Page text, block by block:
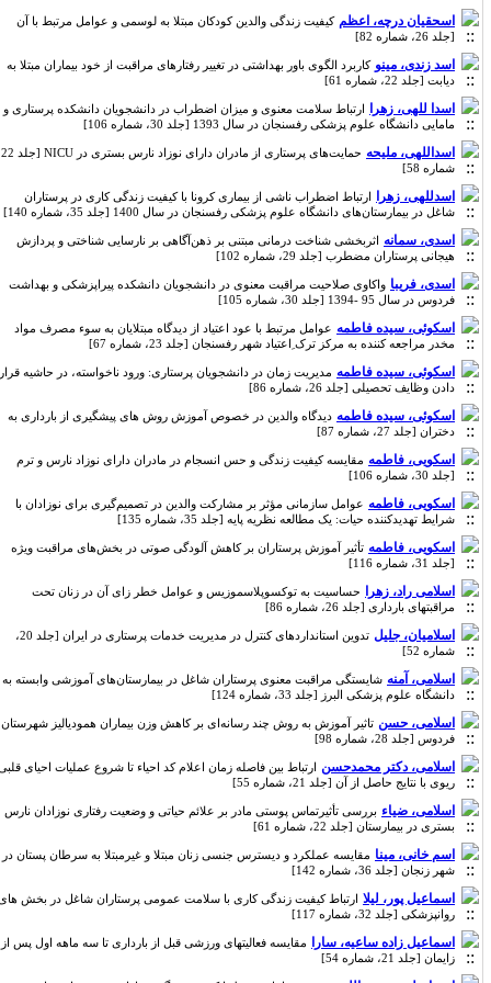
اسحقیان درچه، اعظم کیفیت زندگی والدین کودکان مبتلا به لوسمی و عوامل مرتبط با آن
[جلد 26، شماره 82]
اسد زندی، مینو کاربرد الگوی باور بهداشتی در تغییر رفتارهای مراقبت از خود بیماران مبتلا به
دیابت [جلد 22، شماره 61]
اسدا للهی، زهرا ارتباط سلامت معنوی و میزان اضطراب در دانشجویان دانشکده پرستاری و
مامایی دانشگاه علوم پزشکی رفسنجان در سال 1393 [جلد 30، شماره 106]
اسداللهی، ملیحه
حمایت‌های پرستاری از مادران دارای نوزاد نارس بستری در NICU [جلد 22،
شماره 58]
اسدللهی، زهرا ارتباط اضطراب ناشی از بیماری کرونا با کیفیت زندگی کاری در پرستاران
شاغل در بیمارستان‌های دانشگاه علوم پزشکی رفسنجان در سال 1400 [جلد 35، شماره 140]
اسدی، سمانه اثر‌‌بخشی شناخت درمانی مبتنی بر ذهن‌‌آگاهی بر نارسایی شناختی و پردازش
هیجانی پرستاران مضطرب [جلد 29، شماره 102]
اسدی، فریبا واکاوی صلاحیت مراقبت معنوی در دانشجویان دانشکده پیراپزشکی و بهداشت
فردوس در سال 95 -1394 [جلد 30، شماره 105]
اسکوئی، سیده فاطمه عوامل مرتبط با عود اعتیاد از دیدگاه مبتلایان به سوء مصرف مواد
مخدر مراجعه کننده به مرکز ترک ِاعتیاد شهر رفسنجان [جلد 23، شماره 67]
اسکوئی، سیده فاطمه مدیریت زمان در دانشجویان پرستاری: ورود ناخواسته، در حاشیه قرار
دادن وظایف تحصیلی [جلد 26، شماره 86]
اسکوئی، سیده فاطمه دیدگاه والدین در خصوص آموزش روش های پیشگیری از بارداری به
دختران [جلد 27، شماره 87]
اسکویی، فاطمه مقایسه کیفیت زندگی و حس انسجام در مادران دارای نوزاد نارس و ترم
[جلد 30، شماره 106]
اسکویی، فاطمه عوامل سازمانی مؤثر بر مشارکت والدین در تصمیم‌گیری برای نوزادان با
شرایط تهدیدکننده حیات: یک مطالعه نظریه پایه [جلد 35، شماره 135]
اسکویی، فاطمه تأثیر آموزش پرستاران بر کاهش آلودگی صوتی در بخش‌های مراقبت ویژه
[جلد 31، شماره 116]
اسلامی راد، زهرا حساسیت به توکسوپلاسموزیس و عوامل خطر زای آن در زنان تحت
مراقبتهای بارداری [جلد 26، شماره 86]
اسلامیان، جلیل
تدوین استانداردهای کنترل در مدیریت خدمات پرستاری در ایران [جلد 20،
شماره 52]
اسلامی، آمنه شایستگی مراقبت معنوی پرستاران شاغل در بیمارستان‌های آموزشی وابسته به
دانشگاه علوم پزشکی البرز [جلد 33، شماره 124]
اسلامی، حسن تاثیر آموزش به روش چند رسانه‌ای بر کاهش وزن بیماران همودیالیز شهرستان
فردوس [جلد 28، شماره 98]
اسلامی، دکتر محمدحسن ارتباط بین فاصله زمان اعلام کد احیاء تا شروع عملیات احیای قلبی
ریوی با نتایج حاصل از آن [جلد 21، شماره 55]
اسلامی، ضیاء بررسی تأثیرتماس پوستی مادر بر علائم حیاتی و وضعیت رفتاری نوزادان نارس
بستری در بیمارستان [جلد 22، شماره 61]
اسم خانی، مینا مقایسه عملکرد و دیسترس جنسی زنان مبتلا و غیرمبتلا به سرطان پستان در
شهر زنجان [جلد 36، شماره 142]
اسماعیل پور، لیلا ارتباط کیفیت زندگی کاری با سلامت عمومی پرستاران شاغل در بخش های
روانپزشکی [جلد 32، شماره 117]
اسماعیل زاده ساعیه، سارا مقایسه فعالیتهای ورزشی قبل از بارداری تا سه ماهه اول پس از
زایمان [جلد 21، شماره 54]